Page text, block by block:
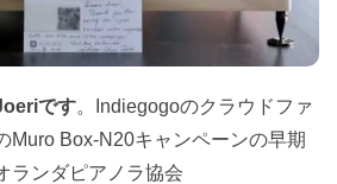
です。Indiegogoのクラウドファ
Muro Box-N20キャンペーンの早期
ランダピアノラ協会